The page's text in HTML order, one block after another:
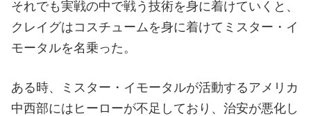
スーパーヒーローになることを決意したクレイグ
は、手始めに周辺のパトロール活動を開始した。
グは犯罪者によって殺されたり、犯罪者を追う途中